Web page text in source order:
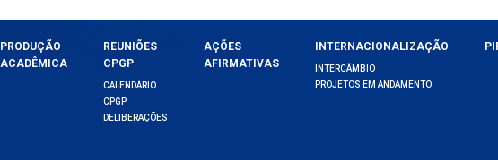
PRODUÇÃO
ACADÊMICA
REUNIÕES
CPGP
CALENDÁRIO
CPGP
DELIBERAÇÕES
AÇÕES
AFIRMATIVAS
INTERNACIONALIZAÇÃO
INTERCÂMBIO
PROJETOS EM ANDAMENTO